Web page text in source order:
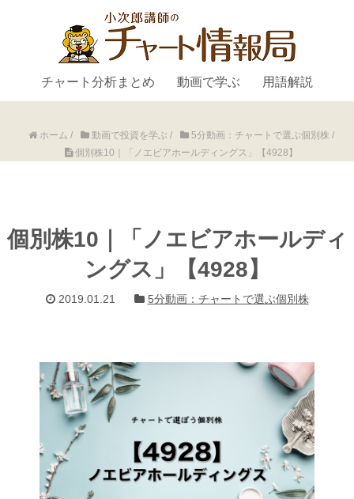
チャート分析まとめ 動画で学ぶ 用語解説
ホーム / 動画で投資を学ぶ / 5分動画：チャートで選ぶ個別株 /
個別株10｜「ノエビアホールディングス」【4928】
個別株10｜「ノエビアホールディ
ングス」【4928】
2019.01.21 5分動画：チャートで選ぶ個別株